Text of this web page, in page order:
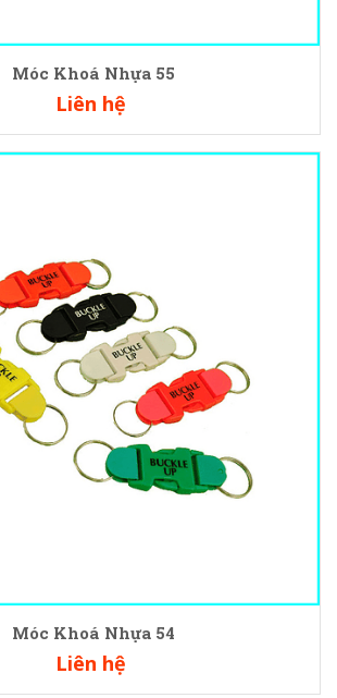
Móc Khoá Nhựa 55
Liên hệ
Móc Khoá Nhựa 54
Liên hệ